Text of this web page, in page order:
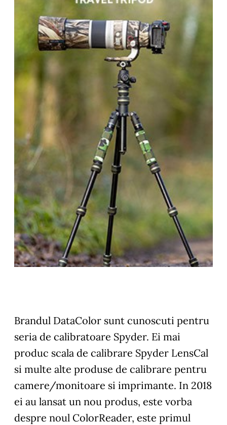
Brandul DataColor sunt cunoscuti pentru
seria de calibratoare Spyder. Ei mai
produc scala de calibrare Spyder LensCal
si multe alte produse de calibrare pentru
camere/monitoare si imprimante. In 2018
ei au lansat un nou produs, este vorba
despre noul ColorReader, este primul